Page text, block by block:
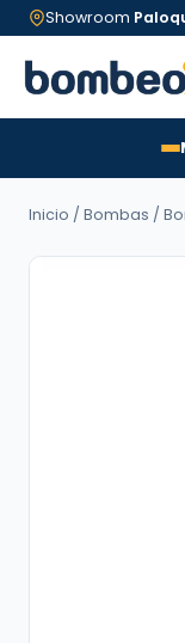
Showroom
Inicio / Bombas /